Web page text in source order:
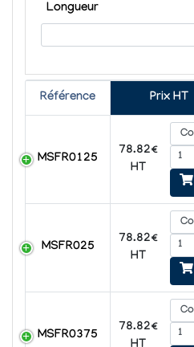
Longueur
Référence Prix HT
MSFR0125
78.82€
HT
MSFR025
78.82€
HT
MSFR0375
78.82€